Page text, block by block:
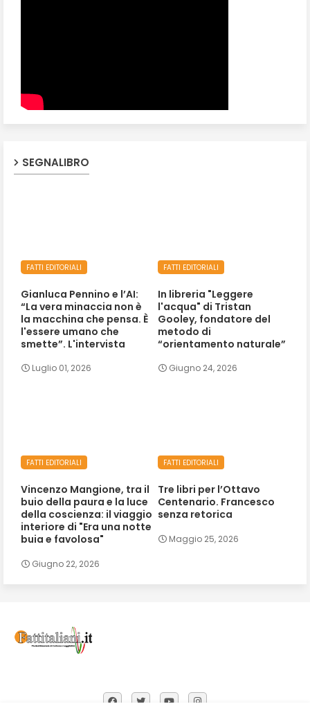
SEGNALIBRO
FATTI EDITORIALI
Gianluca Pennino e l’AI:
“La vera minaccia non è
la macchina che pensa. È
l'essere umano che
smette”. L'intervista
Luglio 01, 2026
FATTI EDITORIALI
In libreria "Leggere
l'acqua" di Tristan
Gooley, fondatore del
metodo di
“orientamento naturale”
Giugno 24, 2026
FATTI EDITORIALI
Vincenzo Mangione, tra il
buio della paura e la luce
della coscienza: il viaggio
interiore di "Era una notte
buia e favolosa"
Giugno 22, 2026
FATTI EDITORIALI
Tre libri per l’Ottavo
Centenario. Francesco
senza retorica
Maggio 25, 2026